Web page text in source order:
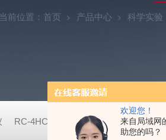
欢迎您！
来自局域网
助您的吗？
当前位置： 首页 产品中心 科学实验
RC-4HC RC-4HA温湿度记录仪 多